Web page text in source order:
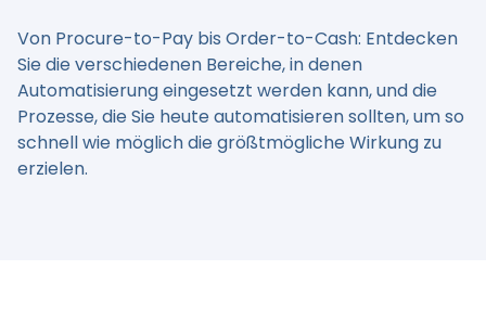
Von Procure-to-Pay bis Order-to-Cash: Entdecken
Sie die verschiedenen Bereiche, in denen
Automatisierung eingesetzt werden kann, und die
Prozesse, die Sie heute automatisieren sollten, um so
schnell wie möglich die größtmögliche Wirkung zu
erzielen.